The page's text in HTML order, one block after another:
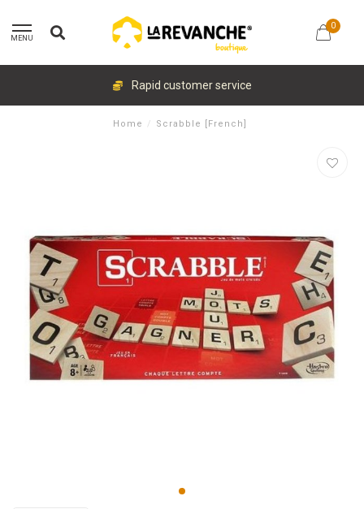
MENU
0
Rapid customer service
Home / Scrabble [French]